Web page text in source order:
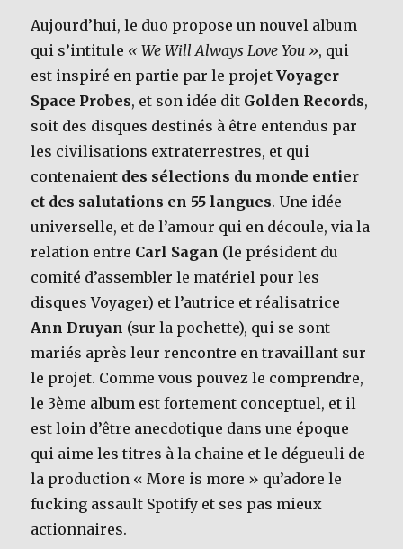
Aujourd’hui, le duo propose un nouvel album
qui s’intitule « We Will Always Love You », qui
est inspiré en partie par le projetVoyager
Space Probes, et son idée dit Golden Records,
soit des disques destinés à être entendus par
les civilisations extraterrestres, et qui
contenaient des sélections du monde entier
et des salutations en 55 langues. Une idée
universelle, et de l’amour qui en découle, via la
relation entre Carl Sagan (le président du
comité d’assembler le matériel pour les
disques Voyager) et l’autrice et réalisatrice
Ann Druyan (sur la pochette), qui se sont
mariés après leur rencontre en travaillant sur
le projet. Comme vous pouvez le comprendre,
le 3ème album est fortement conceptuel, et il
est loin d’être anecdotique dans une époque
qui aime les titres à la chaine et le dégueuli de
la production « More is more » qu’adore le
fucking assault Spotify et ses pas mieux
actionnaires.